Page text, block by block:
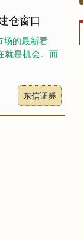
仓窗口
场的最新看
就是机会。而
东信证券